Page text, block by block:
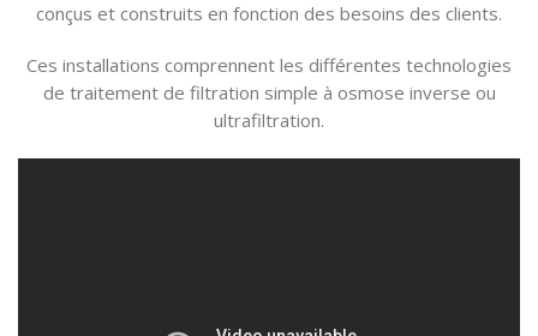
conçus et construits en fonction des besoins des clients.
Ces installations comprennent les différentes technologies
de traitement de filtration simple à osmose inverse ou
ultrafiltration.